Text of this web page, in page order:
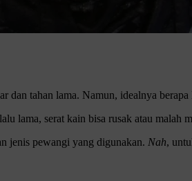
dan tahan lama. Namun, idealnya
lama, serat kain bisa rusak atau malah
jenis pewangi yang digunakan. Nah,